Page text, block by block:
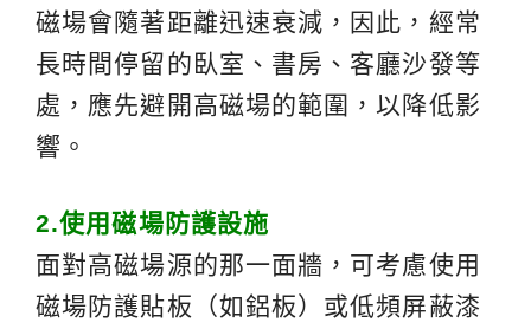
磁場會隨著距離迅速衰減，因此，經常
長時間停留的臥室、書房、客廳沙發等
處，應先避開高磁場的範圍，以降低影
響。
2.使用磁場防護設施
面對高磁場源的那一面牆，可考慮使用
磁場防護貼板（如鋁板）或低頻屏蔽漆